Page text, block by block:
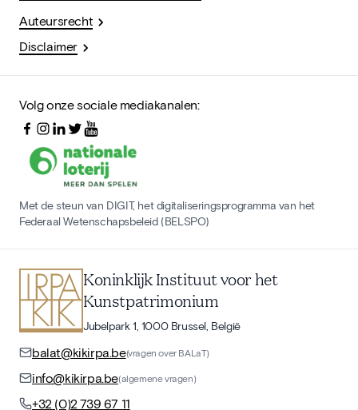
Auteursrecht
Disclaimer
Volg onze sociale mediakanalen:
Met de steun van DIGIT, het digitaliseringsprogramma van het
Federaal Wetenschapsbeleid (BELSPO)
Koninklijk Instituut voor het
Kunstpatrimonium
Jubelpark 1, 1000 Brussel, België
balat@kikirpa.be(vragen over BALaT)
info@kikirpa.be(algemene vragen)
+32 (0)2 739 67 11